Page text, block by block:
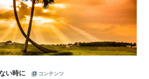
い時に
コンテンツ